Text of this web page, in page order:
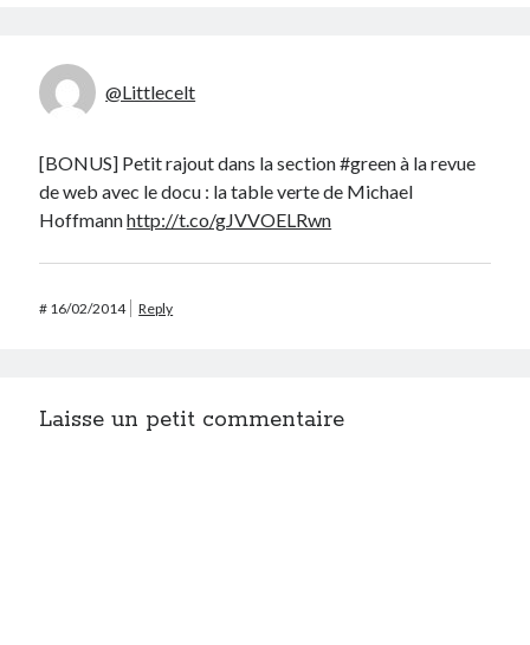
@Littlecelt
[BONUS] Petit rajout dans la section #green à la revue
de web avec le docu : la table verte de Michael
Hoffmannhttp://t.co/gJVVOELRwn
# 16/02/2014 Reply
Laisse un petit commentaire